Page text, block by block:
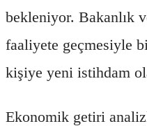
bekleniyor. Bakanlık
faaliyete geçmesiyle
kişiye yeni istihdam
Ekonomik getiri